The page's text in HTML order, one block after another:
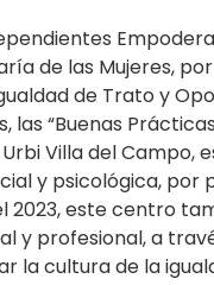
de las Mujeres,
de Trato y
las “Buenas
Villa del Campo,
y psicológica, por
2023, este centro
y profesional, a
la cultura de la